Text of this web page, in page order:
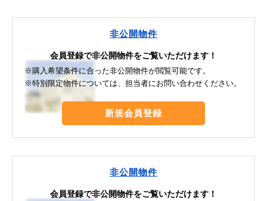
非公開物件
会員登録で非公開物件をご覧いただけます！
※購入希望条件に合った非公開物件が閲覧可能です。
※特別限定物件については、担当者にお問い合わせください。
新規会員登録
非公開物件
会員登録で非公開物件をご覧いただけます！